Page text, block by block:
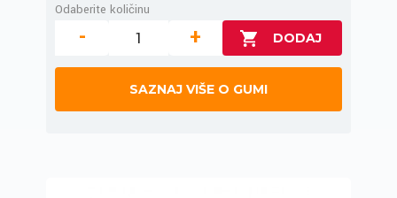
Odaberite količinu
- +
SAZNAJ VIŠE O GUMI